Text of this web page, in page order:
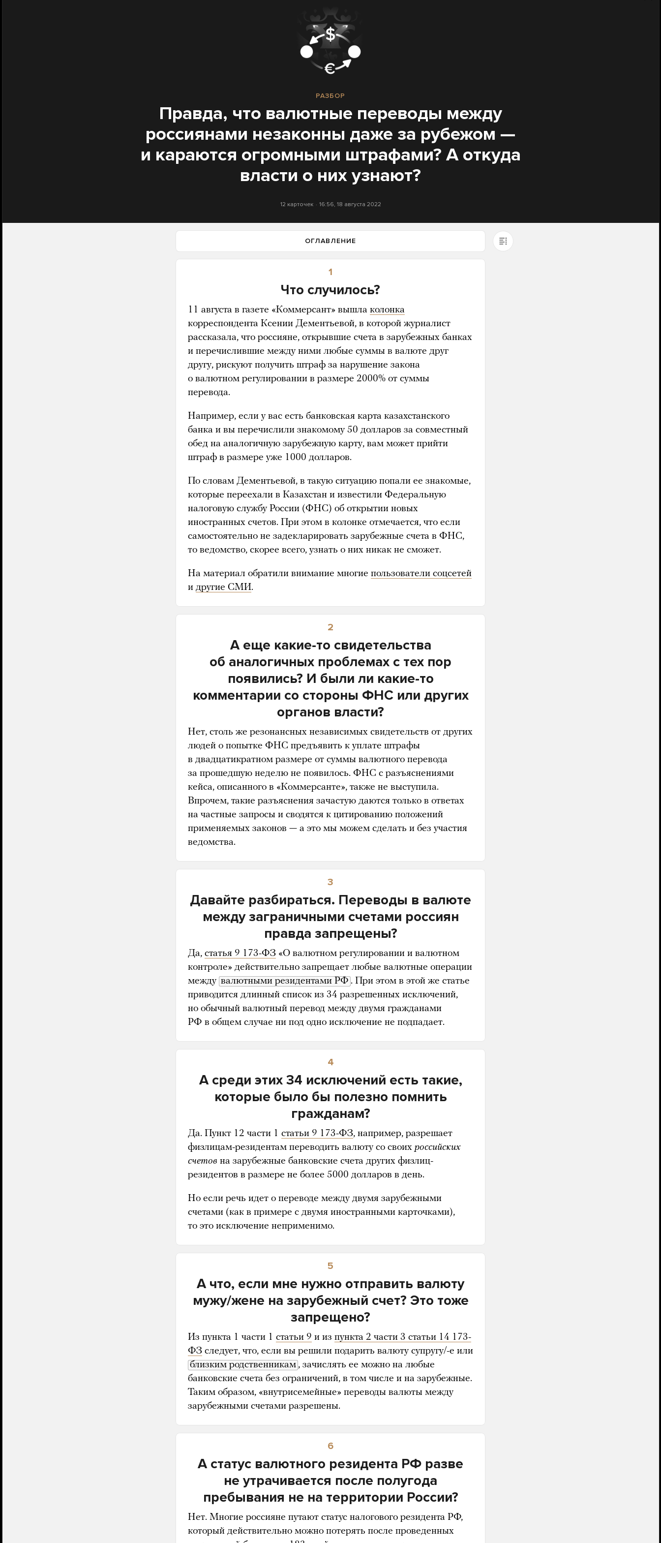
РАЗБОР
Правда, что валютные переводы между
россиянами незаконны даже за рубежом —
и караются огромными штрафами? А откуда
власти о них узнают?
12 карточек 16:56, 18 августа 2022
ОГЛАВЛЕНИЕ
1
Что случилось?
11 августа в газете «Коммерсант» вышла колонка
корреспондента Ксении Дементьевой, в которой журналист
рассказала, что россияне, открывшие счета в зарубежных банках
и перечислившие между ними любые суммы в валюте друг
другу, рискуют получить штраф за нарушение закона
о валютном регулировании в размере 2000% от суммы
перевода.
Например, если у вас есть банковская карта казахстанского
банка и вы перечислили знакомому 50 долларов за совместный
обед на аналогичную зарубежную карту, вам может прийти
штраф в размере уже 1000 долларов.
По словам Дементьевой, в такую ситуацию попали ее знакомые,
которые переехали в Казахстан и известили Федеральную
налоговую службу России (ФНС) об открытии новых
иностранных счетов. При этом в колонке отмечается, что если
самостоятельно не задекларировать зарубежные счета в ФНС,
то ведомство, скорее всего, узнать о них никак не сможет.
На материал обратили внимание многие пользователи соцсетей
и другие СМИ.
2
А еще какие-то свидетельства
об аналогичных проблемах с тех пор
появились? И были ли какие-то
комментарии со стороны ФНС или других
органов власти?
Нет, столь же резонансных независимых свидетельств от других
людей о попытке ФНС предъявить к уплате штрафы
в двадцатикратном размере от суммы валютного перевода
за прошедшую неделю не появилось. ФНС с разъяснениями
кейса, описанного в «Коммерсанте», также не выступила.
Впрочем, такие разъяснения зачастую даются только в ответах
на частные запросы и сводятся к цитированию положений
применяемых законов — а это мы можем сделать и без участия
ведомства.
3
Давайте разбираться. Переводы в валюте
между заграничными счетами россиян
правда запрещены?
Да, статья 9 173-ФЗ «О валютном регулировании и валютном
контроле» действительно запрещает любые валютные операции
между валютными резидентами РФ . При этом в этой же статье
приводится длинный список из 34 разрешенных исключений,
но обычный валютный перевод между двумя гражданами
РФ в общем случае ни под одно исключение не подпадает.
4
А среди этих 34 исключений есть такие,
которые было бы полезно помнить
гражданам?
Да. Пункт 12 части 1 статьи 9 173-ФЗ, например, разрешает
физлицам-резидентам переводить валюту со своих российских
счетов на зарубежные банковские счета других физлиц-
резидентов в размере не более 5000 долларов в день.
Но если речь идет о переводе между двумя зарубежными
счетами (как в примере с двумя иностранными карточками),
то это исключение неприменимо.
5
А что, если мне нужно отправить валюту
мужу/жене на зарубежный счет? Это тоже
запрещено?
Из пункта 1 части 1 статьи 9 и из пункта 2 части 3 статьи 14 173-
ФЗ следует, что, если вы решили подарить валюту супругу/-е или
близким родственникам , зачислять ее можно на любые
банковские счета без ограничений, в том числе и на зарубежные.
Таким образом, «внутрисемейные» переводы валюты между
зарубежными счетами разрешены.
6
А статус валютного резидента РФ разве
не утрачивается после полугода
пребывания не на территории России?
Нет. Многие россияне путают статус налогового резидента РФ,
который действительно можно потерять после проведенных